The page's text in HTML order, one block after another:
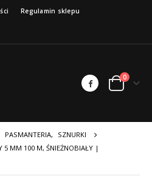
Regulamin sklepu
0
PASMANTERIA,
SZNURKI
5 MM 100 M, ŚNIEŻNOBIAŁY |